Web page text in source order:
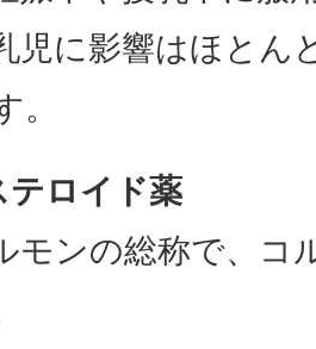
児に影響はほとん
。
ロイド薬
モンの総称で、コ